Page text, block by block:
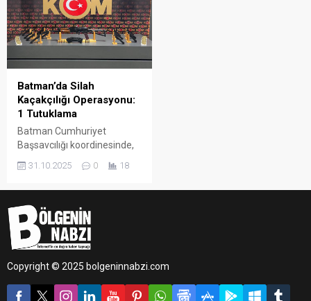
Batman’da Silah
Kaçakçılığı Operasyonu:
1 Tutuklama
Batman Cumhuriyet
Başsavcılığı koordinesinde,
Suçlarla Mücadele Şube
önlenmesine yönelik
çalışma yürütüldü.
31.10.2025 0 18
Copyright © 2025 bolgeninnabzi.com